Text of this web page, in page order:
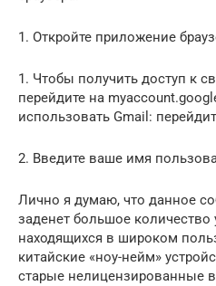
1. Откройте приложение
1. Чтобы получить доступ к
перейдите на
использовать Gmail:
2. Введите ваше имя
Лично я думаю, что данное
заденет большое количество
находящихся в широком
китайские «ноу-нейм»
старые нелицензированные